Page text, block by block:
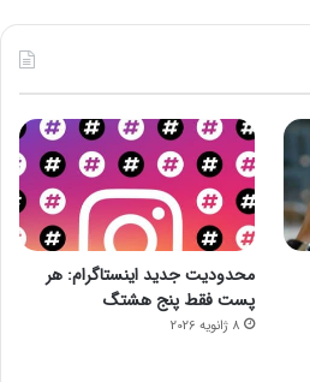
محدودیت جدید اینستاگرام: هر
پست فقط پنج هشتگ
8 ژانویه 2026